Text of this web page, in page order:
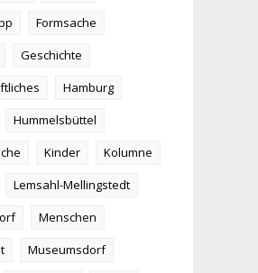
Formsache
Geschichte
Hamburg
Hummelsbüttel
Kinder
Kolumne
Lemsahl-Mellingstedt
Menschen
Museumsdorf